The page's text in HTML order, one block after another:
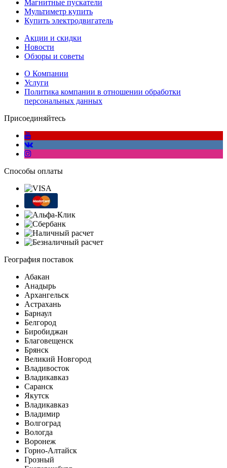
Магнитные пускатели
Мультиметр купить
Купить электродвигатель
Акции и скидки
Новости
Обзоры и советы
О Компании
Услуги
Политика компании в отношении обработки
персональных данных
Присоединяйтесь
Способы оплаты
География поставок
Абакан
Анадырь
Архангельск
Астрахань
Барнаул
Белгород
Биробиджан
Благовещенск
Брянск
Великий Новгород
Владивосток
Владикавказ
Саранск
Якутск
Владикавказ
Владимир
Волгоград
Вологда
Воронеж
Горно-Алтайск
Грозный